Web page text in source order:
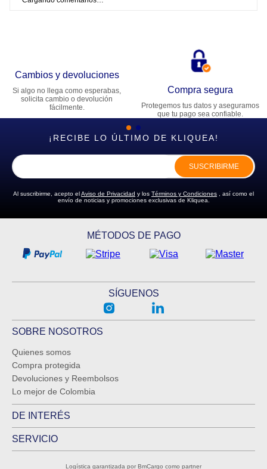
Cambios y devoluciones
Si algo no llega como esperabas,
solicita cambio o devolución
fácilmente.
Compra segura
Protegemos tus datos y aseguramos
que tu pago sea confiable.
¡RECIBE LO ÚLTIMO DE KLIQUEA!
SUSCRIBIRME
Al suscribirme, acepto elAviso de Privacidad y los Términos y Condiciones , así como el
envío de noticias y promociones exclusivas de Kliquea.
MÉTODOS DE PAGO
SÍGUENOS
SOBRE NOSOTROS
Quienes somos
Compra protegida
Devoluciones y Reembolsos
Lo mejor de Colombia
DE INTERÉS
SERVICIO
Logística garantizada por BmCargo como partner